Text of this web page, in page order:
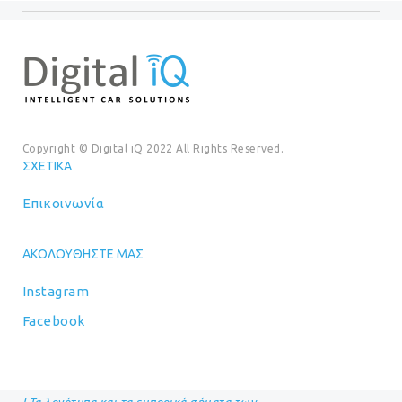
Copyright © Digital iQ 2022 All Rights Reserved.
ΣΧΕΤΙΚΆ
Επικοινωνία
ΑΚΟΛΟΥΘΉΣΤΕ ΜΑΣ
Instagram
Facebook